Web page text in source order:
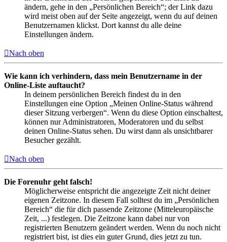
ändern, gehe in den „Persönlichen Bereich“; der Link dazu
wird meist oben auf der Seite angezeigt, wenn du auf deinen
Benutzernamen klickst. Dort kannst du alle deine
Einstellungen ändern.
Nach oben
Wie kann ich verhindern, dass mein Benutzername in der
Online-Liste auftaucht?
In deinem persönlichen Bereich findest du in den
Einstellungen eine Option „Meinen Online-Status während
dieser Sitzung verbergen“. Wenn du diese Option einschaltest,
können nur Administratoren, Moderatoren und du selbst
deinen Online-Status sehen. Du wirst dann als unsichtbarer
Besucher gezählt.
Nach oben
Die Forenuhr geht falsch!
Möglicherweise entspricht die angezeigte Zeit nicht deiner
eigenen Zeitzone. In diesem Fall solltest du im „Persönlichen
Bereich“ die für dich passende Zeitzone (Mitteleuropäische
Zeit, ...) festlegen. Die Zeitzone kann dabei nur von
registrierten Benutzern geändert werden. Wenn du noch nicht
registriert bist, ist dies ein guter Grund, dies jetzt zu tun.